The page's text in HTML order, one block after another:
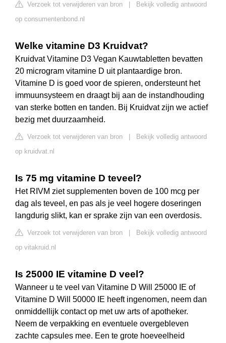
Verzoek tot verwijderen van bron
Bekijk volledig antwoord
op consumentenbond.nl
Welke vitamine D3 Kruidvat?
Kruidvat Vitamine D3 Vegan Kauwtabletten bevatten
20 microgram vitamine D uit plantaardige bron.
Vitamine D is goed voor de spieren, ondersteunt het
immuunsysteem en draagt bij aan de instandhouding
van sterke botten en tanden. Bij Kruidvat zijn we actief
bezig met duurzaamheid.
Verzoek tot verwijderen van bron
Bekijk volledig antwoord
op kruidvat.nl
Is 75 mg vitamine D teveel?
Het RIVM ziet supplementen boven de 100 mcg per
dag als teveel, en pas als je veel hogere doseringen
langdurig slikt, kan er sprake zijn van een overdosis.
Verzoek tot verwijderen van bron
Bekijk volledig antwoord
op vitakruid.nl
Is 25000 IE vitamine D veel?
Wanneer u te veel van Vitamine D Will 25000 IE of
Vitamine D Will 50000 IE heeft ingenomen, neem dan
onmiddellijk contact op met uw arts of apotheker.
Neem de verpakking en eventuele overgebleven
zachte capsules mee. Een te grote hoeveelheid